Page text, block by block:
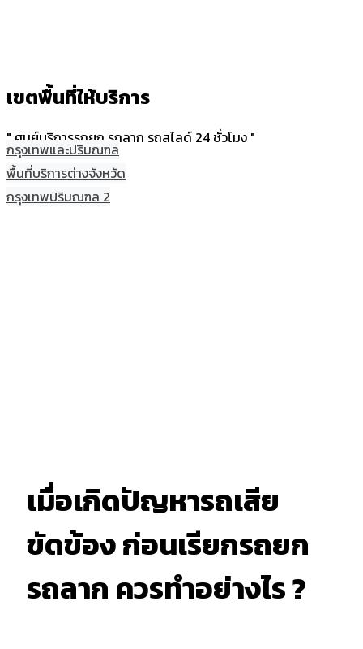
เขตพื้นที่ให้บริการ
" ศูนย์บริการรถยก รถลาก รถสไลด์ 24 ชั่วโมง "
กรุงเทพและปริมณฑล
พื้นที่บริการต่างจังหวัด
กรุงเทพปริมณฑล 2
เมื่อเกิดปัญหารถเสีย
ขัดข้อง ก่อนเรียกรถยก
รถลาก ควรทำอย่างไร ?